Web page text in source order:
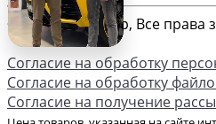
© 2026 GMA-Shop, Все
Согласие на обработку
Согласие на обработку
Согласие на получение